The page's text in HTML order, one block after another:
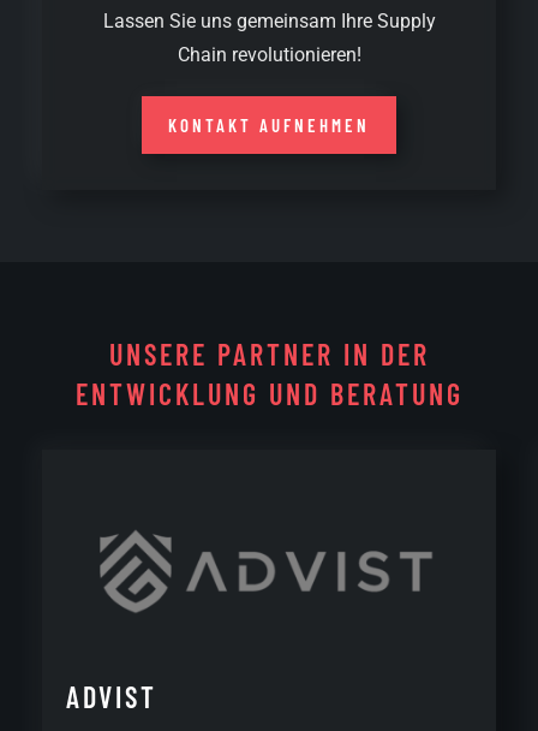
Lassen Sie uns gemeinsam Ihre Supply
Chain revolutionieren!
KONTAKT AUFNEHMEN
UNSERE PARTNER IN DER
ENTWICKLUNG UND BERATUNG
ADVIST